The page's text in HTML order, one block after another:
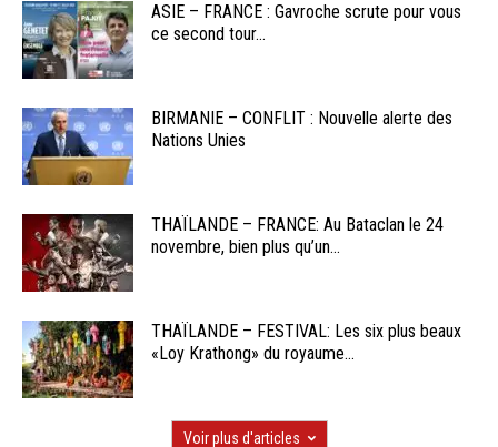
ASIE – FRANCE : Gavroche scrute pour vous
ce second tour...
BIRMANIE – CONFLIT : Nouvelle alerte des
Nations Unies
THAÏLANDE – FRANCE: Au Bataclan le 24
novembre, bien plus qu’un...
THAÏLANDE – FESTIVAL: Les six plus beaux
«Loy Krathong» du royaume...
Voir plus d'articles